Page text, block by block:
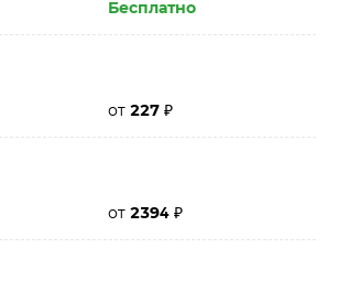
Бесплатно
от 227 ₽
от 2394 ₽